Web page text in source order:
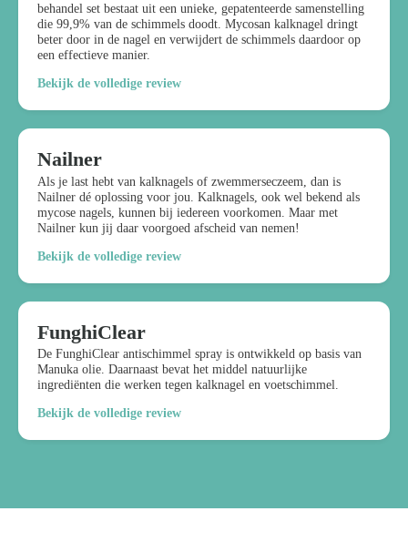
behandel set bestaat uit een unieke, gepatenteerde samenstelling
die 99,9% van de schimmels doodt. Mycosan kalknagel dringt
beter door in de nagel en verwijdert de schimmels daardoor op
een effectieve manier.
Bekijk de volledige review
Nailner
Als je last hebt van kalknagels of zwemmerseczeem, dan is
Nailner dé oplossing voor jou. Kalknagels, ook wel bekend als
mycose nagels, kunnen bij iedereen voorkomen. Maar met
Nailner kun jij daar voorgoed afscheid van nemen!
Bekijk de volledige review
FunghiClear
De FunghiClear antischimmel spray is ontwikkeld op basis van
Manuka olie. Daarnaast bevat het middel natuurlijke
ingrediënten die werken tegen kalknagel en voetschimmel.
Bekijk de volledige review